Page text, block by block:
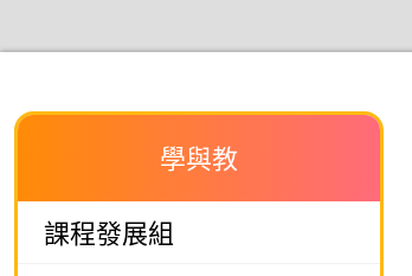
學與教
課程發展組